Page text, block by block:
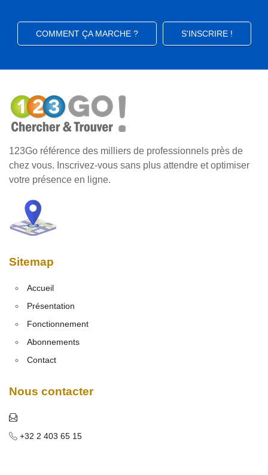
COMMENT ÇA MARCHE ? S'INSCRIRE !
123Go référence des milliers de professionnels près de
chez vous. Inscrivez-vous sans plus attendre et optimiser
votre présence en ligne.
Sitemap
Accueil
Présentation
Fonctionnement
Abonnements
Contact
Nous contacter
+32 2 403 65 15